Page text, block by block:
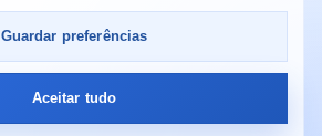
Guardar preferências
Aceitar tudo